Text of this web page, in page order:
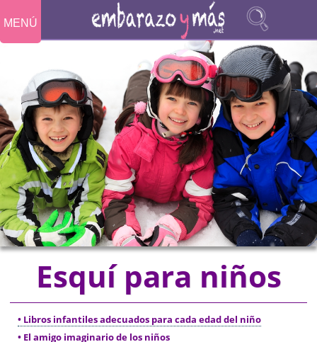
MENÚ
Esquí para niños
• Libros infantiles adecuados para cada edad del niño
• El amigo imaginario de los niños